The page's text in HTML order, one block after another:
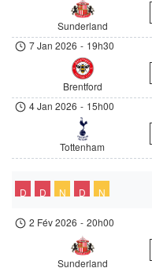
Sunderland
7 Jan 2026 - 19h30
Brentford
4 Jan 2026 - 15h00
Tottenham
D D N D N
2 Fév 2026 - 20h00
Sunderland